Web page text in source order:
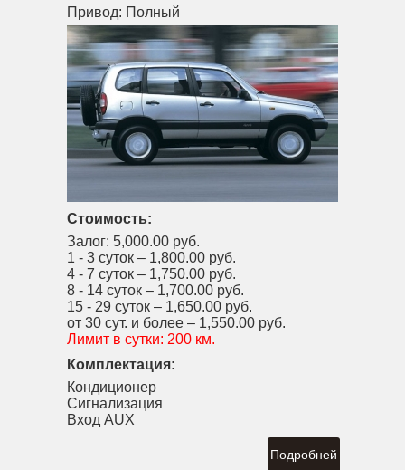
Привод: Полный
Стоимость:
Залог: 5,000.00 руб.
1 - 3 суток – 1,800.00 руб.
4 - 7 суток – 1,750.00 руб.
8 - 14 суток – 1,700.00 руб.
15 - 29 суток – 1,650.00 руб.
от 30 сут. и более – 1,550.00 руб.
Лимит в сутки: 200 км.
Комплектация:
Кондиционер
Сигнализация
Вход AUX
Подробней